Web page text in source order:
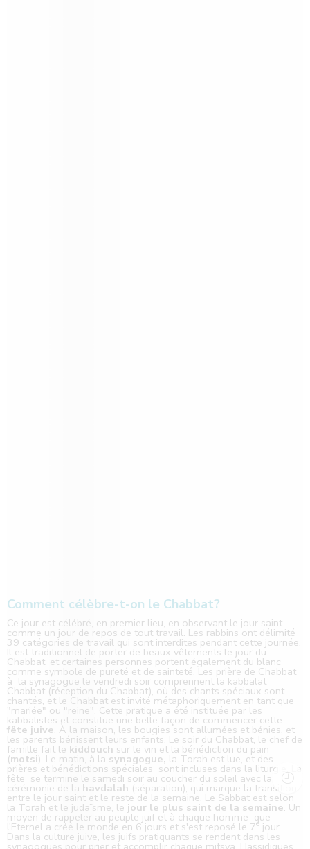
Comment célèbre-t-on le Chabbat?
Ce jour est célébré, en premier lieu, en observant le jour saint
comme un jour de repos de tout travail. Les rabbins ont délimité
39 catégories de travail qui sont interdites pendant cette journée.
Il est traditionnel de porter de beaux vêtements le jour du
Chabbat, et certaines personnes portent également du blanc
comme symbole de pureté et de sainteté. Les prière de Chabbat
à la synagogue le vendredi soir comprennent la kabbalat
Chabbat (réception du Chabbat), où des chants spéciaux sont
chantés, et le Chabbat est invité métaphoriquement en tant que
"mariée" ou "reine". Cette pratique a été instituée par les
kabbalistes et constitue une belle façon de commencer cette
fête juive. À la maison, les bougies sont allumées et bénies, et
les parents bénissent leurs enfants. Le soir du Chabbat, le chef de
famille fait le kiddouch sur le vin et la bénédiction du pain
(motsi). Le matin, à la synagogue, la Torah est lue, et des
prières et bénédictions spéciales sont incluses dans la liturgie. La
fête se termine le samedi soir au coucher du soleil avec la
cérémonie de la havdalah (séparation), qui marque la transition
entre le jour saint et le reste de la semaine. Le Sabbat est selon
la Torah et le judaïsme, le jour le plus saint de la semaine. Un
moyen de rappeler au peuple juif et à chaque homme que
l'Eternel a créé le monde en 6 jours et s'est reposé le 7e jour.
Dans la culture juive, les juifs pratiquants se rendent dans les
synagogues pour prier et accomplir chaque mitsva. Hassidiques,